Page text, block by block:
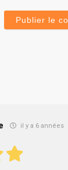
il y a 6 années